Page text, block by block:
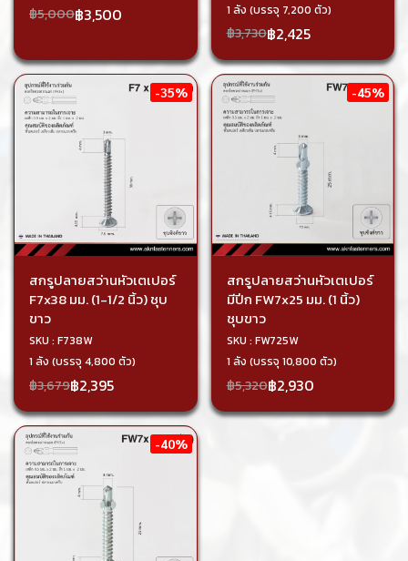
฿5,000฿3,500
1 ลัง (บรรจุ 7,200 ตัว)
฿3,730฿2,425
-35%
สกรูปลายสว่านหัวเตเปอร์
F7x38 มม. (1-1/2 นิ้ว) ชุบ
ขาว
SKU : F738W
1 ลัง (บรรจุ 4,800 ตัว)
฿3,679฿2,395
-45%
สกรูปลายสว่านหัวเตเปอร์
มีปีก FW7x25 มม. (1 นิ้ว)
ชุบขาว
SKU : FW725W
1 ลัง (บรรจุ 10,800 ตัว)
฿5,320฿2,930
-40%